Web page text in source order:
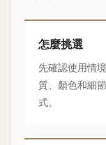
怎麼挑選
先確認使用情
質、顏色和細
式。